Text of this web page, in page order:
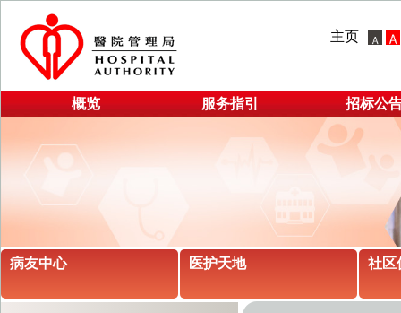
主页
概览 服务指引 招标公
病友中心 医护天地 社区